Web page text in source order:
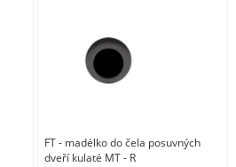
FT - madélko do čela posuvných
dveří kulaté MT - R